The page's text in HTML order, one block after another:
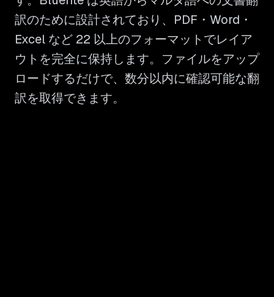
訳のために設計されており、PDF・Word・
Excel など 22 以上のフォーマットでレイア
ウトを完全に保持します。ファイルをアップ
ロードするだけで、数分以内に確認可能な翻
訳を取得できます。